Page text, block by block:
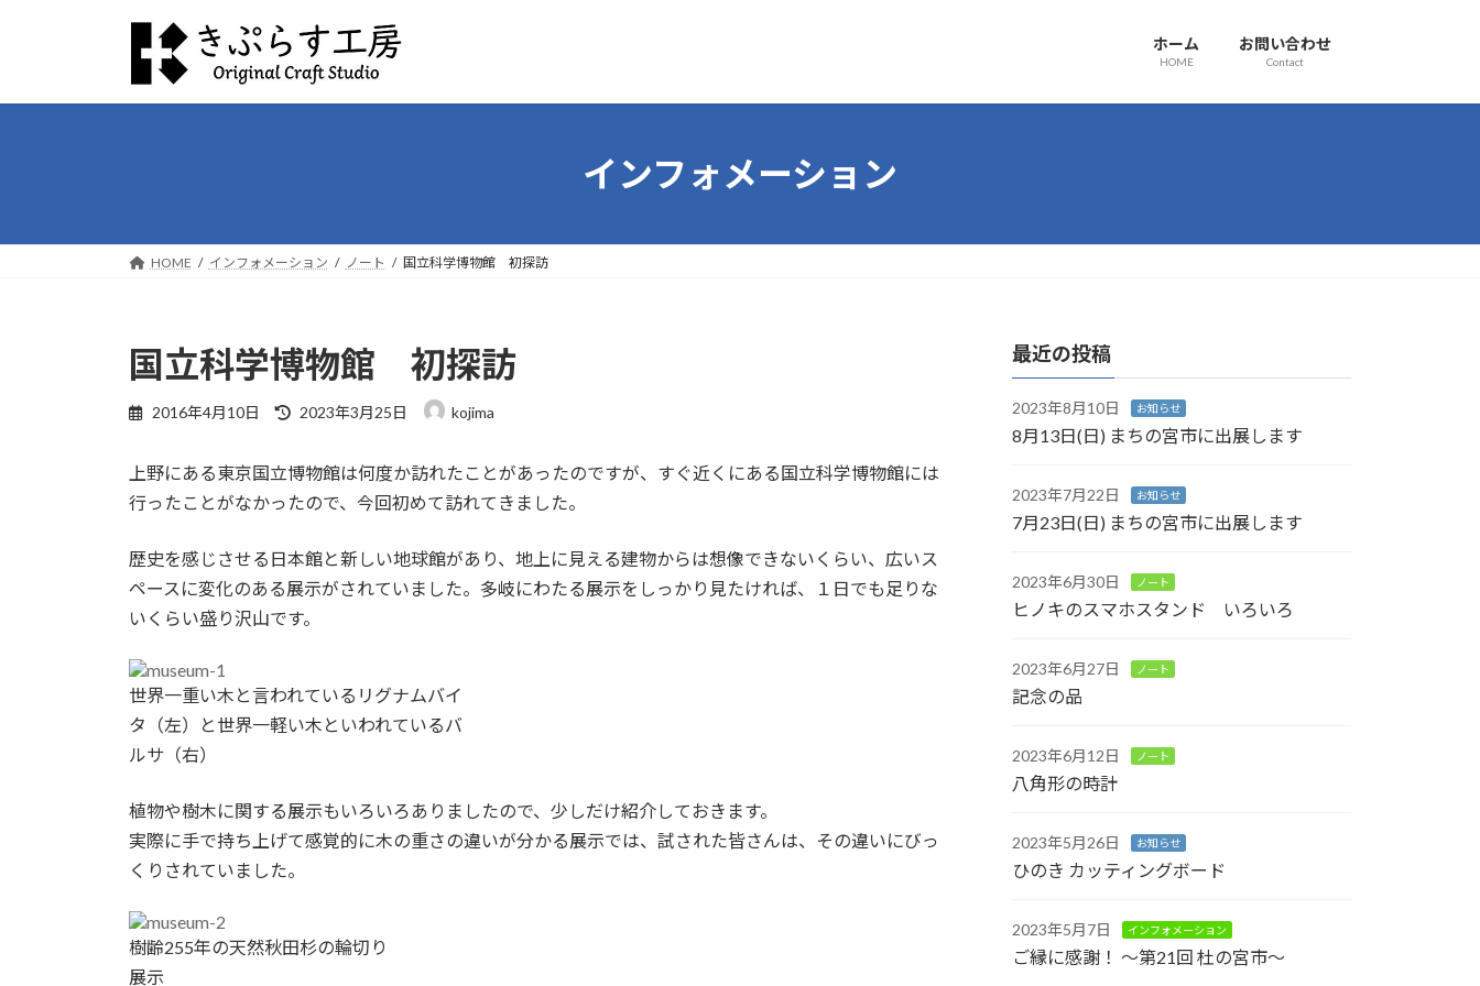
プ
動
ホーム
HOME
お問い合わせ
Contact
インフォメーション
HOME インフォメーション ノート 国立科学博物館 初探訪
国立科学博物館 初探訪
2016年4月10日
最
新
日
2023年3月25日 kojima
上野にある東京国立博物館は何度か訪れたことがあったのですが、すぐ近くにある国立科学博物館には
行ったことがなかったので、今回初めて訪れてきました。
歴史を感じさせる日本館と新しい地球館があり、地上に見える建物からは想像できないくらい、広いス
ペースに変化のある展示がされていました。多岐にわたる展示をしっかり見たければ、１日でも足りな
いくらい盛り沢山です。
世界一重い木と言われているリグナムバイ
タ（左）と世界一軽い木といわれているバ
ルサ（右）
植物や樹木に関する展示もいろいろありましたので、少しだけ紹介しておきます。
実際に手で持ち上げて感覚的に木の重さの違いが分かる展示では、試された皆さんは、その違いにびっ
くりされていました。
樹齢255年の天然秋田杉の輪切り
展示
最近の投稿
2023年8月10日 お知らせ
8月13日(日) まちの宮市に出展します
2023年7月22日 お知らせ
7月23日(日) まちの宮市に出展します
2023年6月30日 ノート
ヒノキのスマホスタンド いろいろ
2023年6月27日 ノート
記念の品
2023年6月12日 ノート
八角形の時計
2023年5月26日 お知らせ
ひのき カッティングボード
2023年5月7日 インフォメーション
ご縁に感謝！ ～第21回 杜の宮市～